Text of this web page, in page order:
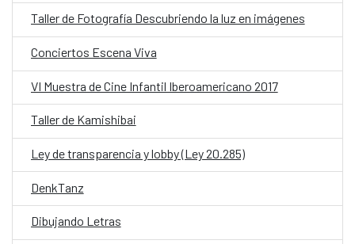
Taller de Fotografía Descubriendo la luz en imágenes
Conciertos Escena Viva
VI Muestra de Cine Infantil Iberoamericano 2017
Taller de Kamishibai
Ley de transparencia y lobby (Ley 20.285)
DenkTanz
Dibujando Letras